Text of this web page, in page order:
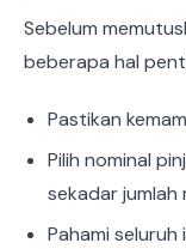
Sebelum
beberapa hal
Pastikan
Pilih nominal
sekadar jumlah
Pahami